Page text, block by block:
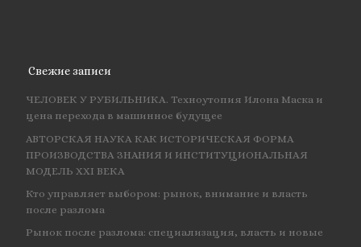
Свежие записи
ЧЕЛОВЕК У РУБИЛЬНИКА. Техноутопия Илона Маска и
цена перехода в машинное будущее
АВТОРСКАЯ НАУКА КАК ИСТОРИЧЕСКАЯ ФОРМА
ПРОИЗВОДСТВА ЗНАНИЯ И ИНСТИТУЦИОНАЛЬНАЯ
МОДЕЛЬ XXI ВЕКА
Кто управляет выбором: рынок, внимание и власть
после разлома
Рынок после разлома: специализация, власть и новые